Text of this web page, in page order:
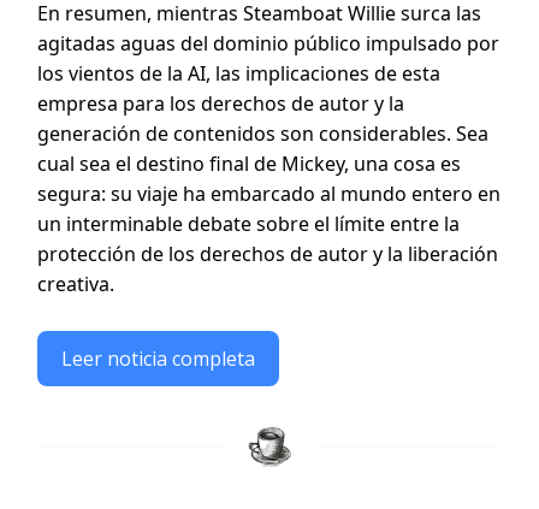
En resumen, mientras Steamboat Willie surca las
agitadas aguas del dominio público impulsado por
los vientos de la AI, las implicaciones de esta
empresa para los derechos de autor y la
generación de contenidos son considerables. Sea
cual sea el destino final de Mickey, una cosa es
segura: su viaje ha embarcado al mundo entero en
un interminable debate sobre el límite entre la
protección de los derechos de autor y la liberación
creativa.
Leer noticia completa